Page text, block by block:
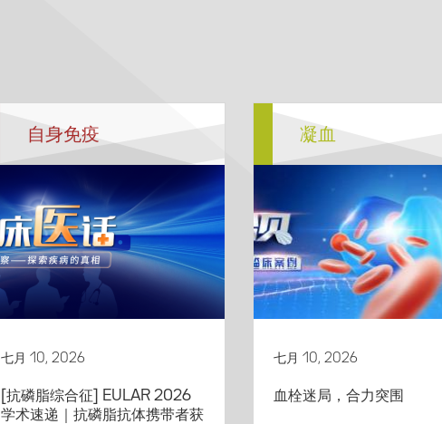
自身免疫
七月 10, 2026
[抗磷脂综合征] EULAR 2026
学术速递｜抗磷脂抗体携带者获
凝血
七月 10, 2026
血栓迷局，合力突围